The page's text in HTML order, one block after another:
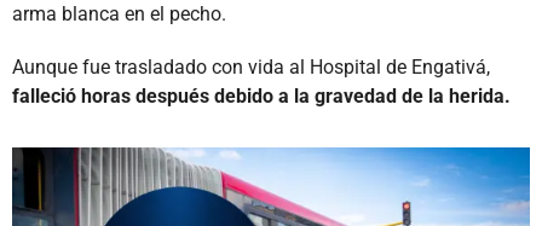
arma blanca en el pecho.
Aunque fue trasladado con vida al Hospital de Engativá,
falleció horas después debido a la gravedad de la herida.